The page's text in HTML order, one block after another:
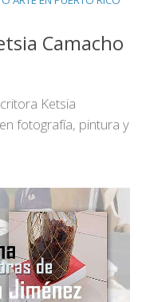
Camacho
Ketsia
fotografía, pintura y